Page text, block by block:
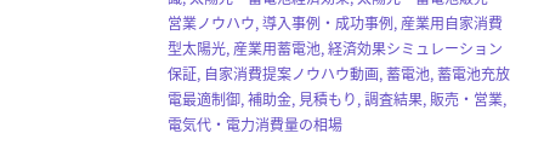
営業ノウハウ, 導入事例・成功事例, 産業用自家消費
型太陽光, 産業用蓄電池, 経済効果シミュレーション
保証, 自家消費提案ノウハウ動画, 蓄電池, 蓄電池充放
電最適制御, 補助金, 見積もり, 調査結果, 販売・営業,
電気代・電力消費量の相場